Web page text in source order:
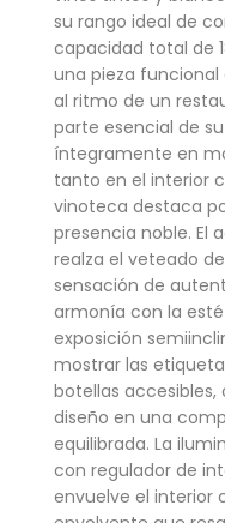
su rango ideal de
capacidad total de
una pieza
al ritmo de un
parte esencial de
íntegramente en
tanto en el interior
vinoteca destaca
presencia noble. El
realza el veteado
sensación de
armonía con la
exposición
mostrar las
botellas
diseño en una
equilibrada. La
con regulador de
envuelve el interior